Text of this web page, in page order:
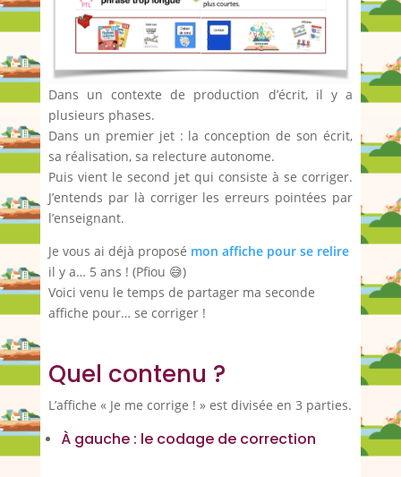
Dans un contexte de production d’écrit, il y a
plusieurs phases.
Dans un premier jet : la conception de son écrit,
sa réalisation, sa relecture autonome.
Puis vient le second jet qui consiste à se corriger.
J’entends par là corriger les erreurs pointées par
l’enseignant.
Je vous ai déjà proposé mon affiche pour se relire
il y a… 5 ans ! (Pfiou 😅)
Voici venu le temps de partager ma seconde
affiche pour… se corriger !
Quel contenu ?
L’affiche « Je me corrige ! » est divisée en 3 parties.
À gauche : le codage de correction